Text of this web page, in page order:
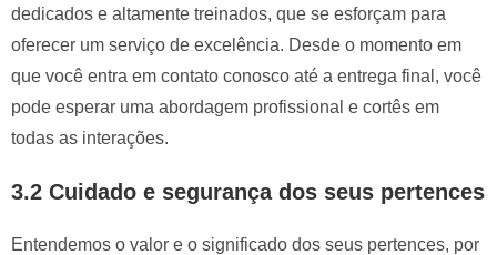
dedicados e altamente treinados, que se esforçam para
oferecer um serviço de excelência. Desde o momento em
que você entra em contato conosco até a entrega final, você
pode esperar uma abordagem profissional e cortês em
todas as interações.
3.2 Cuidado e segurança dos seus pertences
Entendemos o valor e o significado dos seus pertences, por